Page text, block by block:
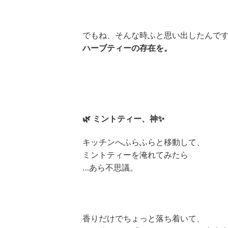
でもね、そんな時ふと思い出したんで
ハーブティーの存在を。
🌿 ミントティー、神✨
キッチンへふらふらと移動して、
ミントティーを淹れてみたら
…あら不思議。
香りだけでちょっと落ち着いて、